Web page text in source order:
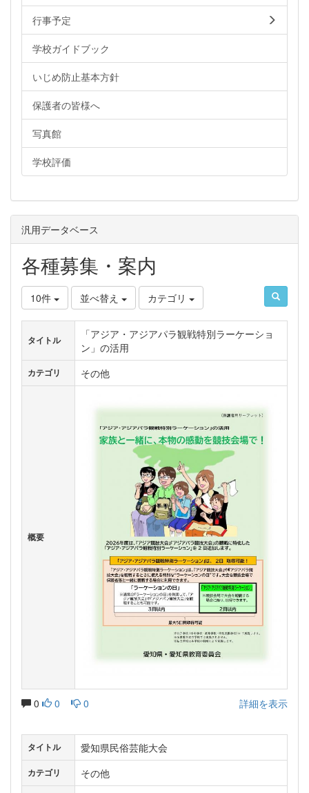
行事予定
学校ガイドブック
いじめ防止基本方針
保護者の皆様へ
写真館
学校評価
汎用データベース
各種募集・案内
10件 並べ替え カテゴリ
タイトル
「アジア・アジアパラ観戦特別ラーケーショ
ン」の活用
カテゴリ その他
概要
0 0 0 詳細を表示
タイトル 愛知県民俗芸能大会
カテゴリ その他